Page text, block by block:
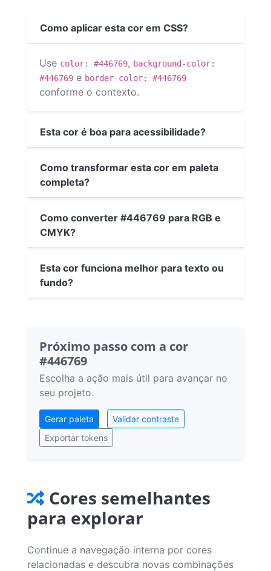
Como aplicar esta cor em CSS?
Use color: #446769, background-color:
#446769 e border-color: #446769
conforme o contexto.
Esta cor é boa para acessibilidade?
Como transformar esta cor em paleta
completa?
Como converter #446769 para RGB e
CMYK?
Esta cor funciona melhor para texto ou
fundo?
Próximo passo com a cor
#446769
Escolha a ação mais útil para avançar no
seu projeto.
Gerar paleta
Validar contraste
Exportar tokens
Cores semelhantes
para explorar
Continue a navegação interna por cores
relacionadas e descubra novas combinações